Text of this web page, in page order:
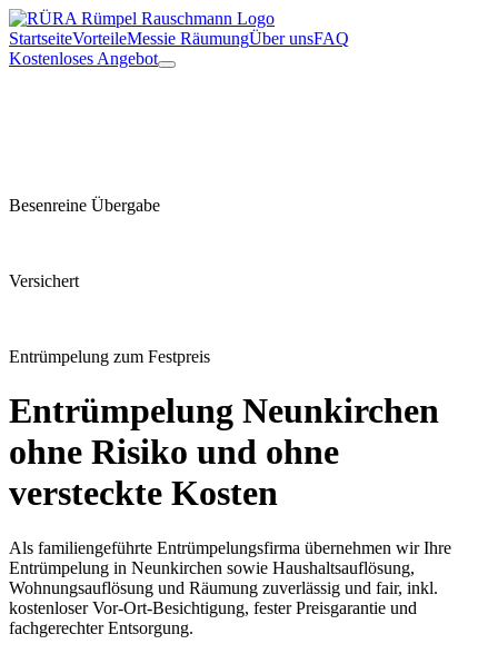
StartseiteVorteileMessie RäumungÜber unsFAQ
Kostenloses Angebot
Besenreine Übergabe
Versichert
Entrümpelung zum Festpreis
Entrümpelung Neunkirchen
ohne Risiko und ohne
versteckte Kosten
Als familiengeführte Entrümpelungsfirma übernehmen wir Ihre
Entrümpelung in Neunkirchen sowie Haushaltsauflösung,
Wohnungsauflösung und Räumung zuverlässig und fair, inkl.
kostenloser Vor-Ort-Besichtigung, fester Preisgarantie und
fachgerechter Entsorgung.